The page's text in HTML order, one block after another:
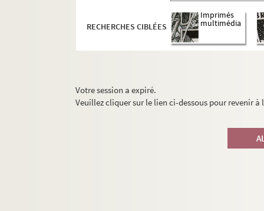
RECHERCHES CIBLÉES
Imprimés
multimédia
Votre session a expiré.
Veuillez cliquer sur le lien ci-dessous pour revenir